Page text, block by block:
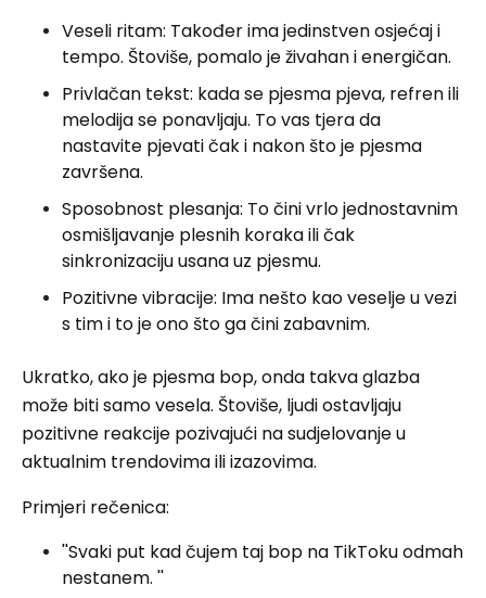
Veseli ritam: Također ima jedinstven osjećaj i
tempo. Štoviše, pomalo je živahan i energičan.
Privlačan tekst: kada se pjesma pjeva, refren ili
melodija se ponavljaju. To vas tjera da
nastavite pjevati čak i nakon što je pjesma
završena.
Sposobnost plesanja: To čini vrlo jednostavnim
osmišljavanje plesnih koraka ili čak
sinkronizaciju usana uz pjesmu.
Pozitivne vibracije: Ima nešto kao veselje u vezi
s tim i to je ono što ga čini zabavnim.
Ukratko, ako je pjesma bop, onda takva glazba
može biti samo vesela. Štoviše, ljudi ostavljaju
pozitivne reakcije pozivajući na sudjelovanje u
aktualnim trendovima ili izazovima.
Primjeri rečenica:
''Svaki put kad čujem taj bop na TikToku odmah
nestanem. ''